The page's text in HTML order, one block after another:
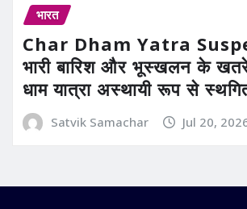
भारत
Char Dham Yatra
भारी बारिश और भूस्खलन के
धाम यात्रा अस्थायी रूप से
Satvik Samachar Jul 20,